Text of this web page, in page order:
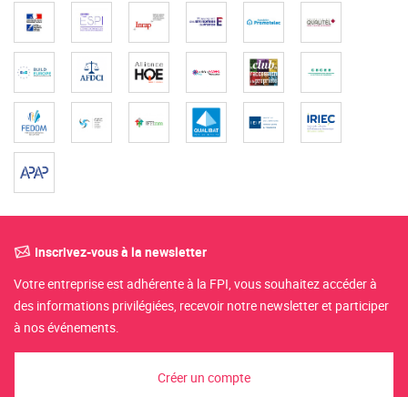
Inscrivez-vous à la newsletter
Votre entreprise est adhérente à la FPI, vous souhaitez accéder à
des informations privilégiées, recevoir notre newsletter et participer
à nos événements.
Créer un compte